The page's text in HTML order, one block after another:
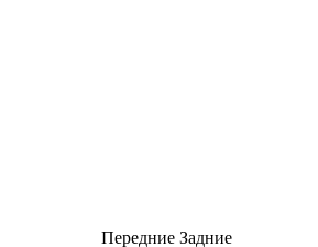
Передние Задние